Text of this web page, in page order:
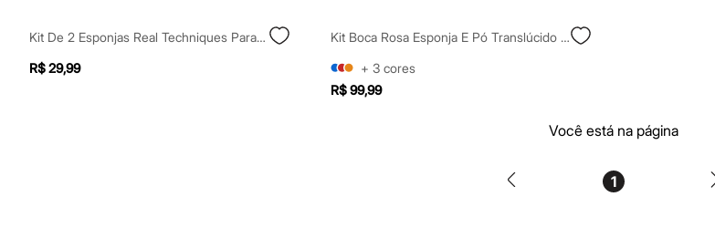
Bolsas e Mochilas
Cintos
Kit De 2 Esponjas Real Techniques Para Corretivo Miracle Concealer Sponge Duo 0093
R$ 29,99
Kit Boca Rosa Esponja E Pó Translúcido Cuscuz
+ 3 cores
R$ 99,99
Você está na página
1